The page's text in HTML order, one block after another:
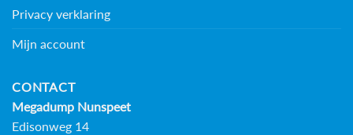
Privacy verklaring
Mijn account
CONTACT
Megadump Nunspeet
Edisonweg 14